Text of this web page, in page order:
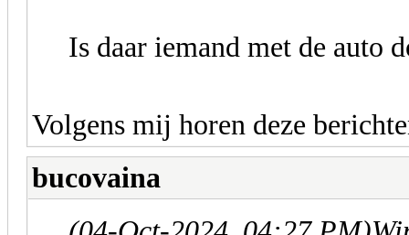
Is daar iemand met de auto
Volgens mij horen deze
bucovaina